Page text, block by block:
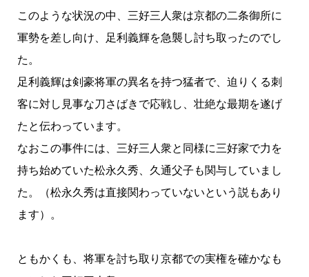
このような状況の中、三好三人衆は京都の二条御所に
軍勢を差し向け、足利義輝を急襲し討ち取ったのでし
た。
足利義輝は剣豪将軍の異名を持つ猛者で、迫りくる刺
客に対し見事な刀さばきで応戦し、壮絶な最期を遂げ
たと伝わっています。
なおこの事件には、三好三人衆と同様に三好家で力を
持ち始めていた松永久秀、久通父子も関与していまし
た。（松永久秀は直接関わっていないという説もあり
ます）。
ともかくも、将軍を討ち取り京都での実権を確かなも